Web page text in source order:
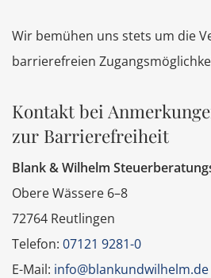
Wir bemühen uns stets um die
barrierefreien
Kontakt bei
zur Barrierefreiheit
Blank & Wilhelm
Obere Wässere 6–8
72764 Reutlingen
Telefon: 07121 9281-0
E-Mail: info@blankundwilhelm.de